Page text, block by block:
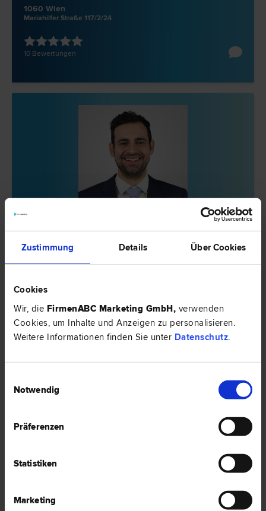
Zustimmung Details Über Cookies
Cookies
Wir, die FirmenABC Marketing GmbH, verwenden
Cookies, um Inhalte und Anzeigen zu personalisieren.
Weitere Informationen finden Sie unter Datenschutz.
Notwendig
Präferenzen
Statistiken
Marketing
1060 Wien
Mariahilfer Straße 117/2/24
10 Bewertungen
Mag. Manuel MOFIDIAN
Gesellschafts­recht | IT-Recht | Start-Up Beratung | Zivilprozess­
recht | Liegenschafts- und Immobilien­recht
12 Bewertungen
MMag. Dr. Mario Johannes PERL, LL.M., CPA
Steuer­recht | Unternehmens­recht | Gesellschafts­recht | Mergers &